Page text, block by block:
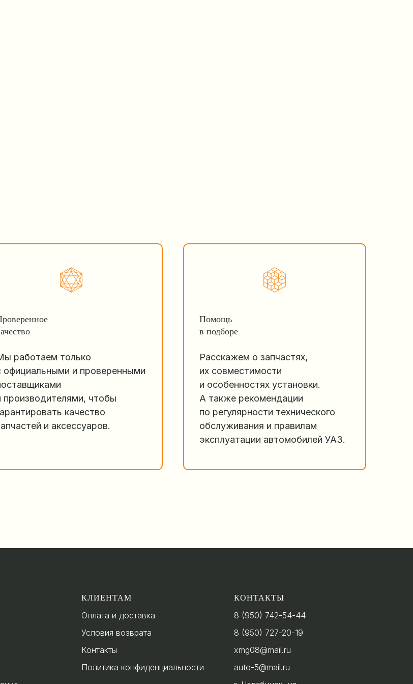
работаем только
официальными и проверенными
производителями, чтобы
качество
и аксессуаров.
Помощь
в подборе
Расскажем о запчастях,
их совместимости
и особенностях установки.
А также рекомендации
по регулярности технического
обслуживания и правилам
эксплуатации автомобилей УАЗ.
КЛИЕНТАМ
Оплата и доставка
Условия возврата
Контакты
Политика конфиденциальности
КОНТАКТЫ
8 (950) 742-54-44
8 (950) 727-20-19
xmg08@mail.ru
auto-5@mail.ru